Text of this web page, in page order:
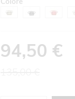
94,50 €